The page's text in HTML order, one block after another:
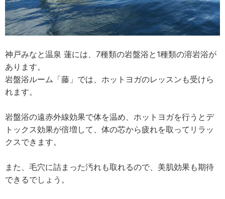
神戸みなと温泉 蓮には、7種類の岩盤浴と1種類の溶岩浴が
あります。
岩盤浴ルーム「藤」では、ホットヨガのレッスンも受けら
れます。
岩盤浴の遠赤外線効果で体を温め、ホットヨガを行うとデ
トックス効果が倍増して、体の芯から疲れを取ってリラッ
クスできます。
また、毛穴に詰まった汚れも取れるので、美肌効果も期待
できるでしょう。